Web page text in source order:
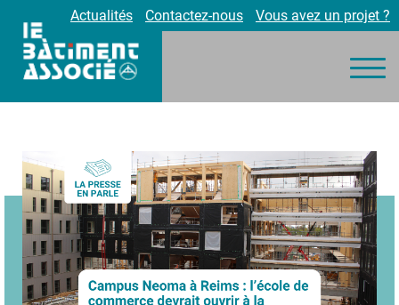
Actualités Contactez-nous Vous avez un projet ?
Nos engagements
Nos métiers
Environnement
Partenaires
Carrières